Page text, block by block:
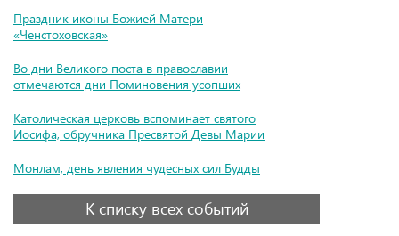
Праздник иконы Божией Матери
«Ченстоховская»
Во дни Великого поста в православии
отмечаются дни Поминовения усопших
Католическая церковь вспоминает святого
Иосифа, обручника Пресвятой Девы Марии
Монлам, день явления чудесных сил Будды
К списку всех событий